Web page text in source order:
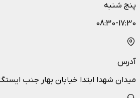
پنج شنبه
08:30-17:30
آدرس
میدان شهدا ابتدا خیابان بهار جنب